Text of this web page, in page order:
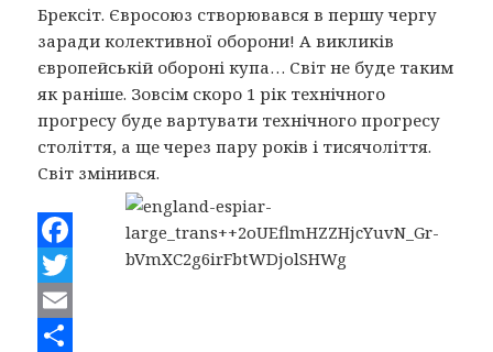
Брексіт. Євросоюз створювався в першу чергу
заради колективної оборони! А викликів
європейській обороні купа… Світ не буде таким
як раніше. Зовсім скоро 1 рік технічного
прогресу буде вартувати технічного прогресу
століття, а ще через пару років і тисячоліття.
Світ змінився.
F
a
c
T
w
E